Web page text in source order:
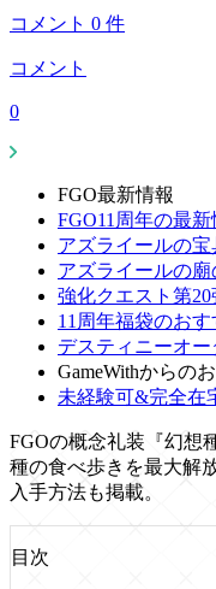
コメント 0 件
コメント
0
FGO最新情報
FGO11周年の最
アズライールの
アズライールの
強化クエスト第
11周年福袋のお
デスティニーオ
GameWithからの
未経験可&完全在
FGOの概念礼装『幻想
種の食べ歩きを最大解
入手方法も掲載。
目次